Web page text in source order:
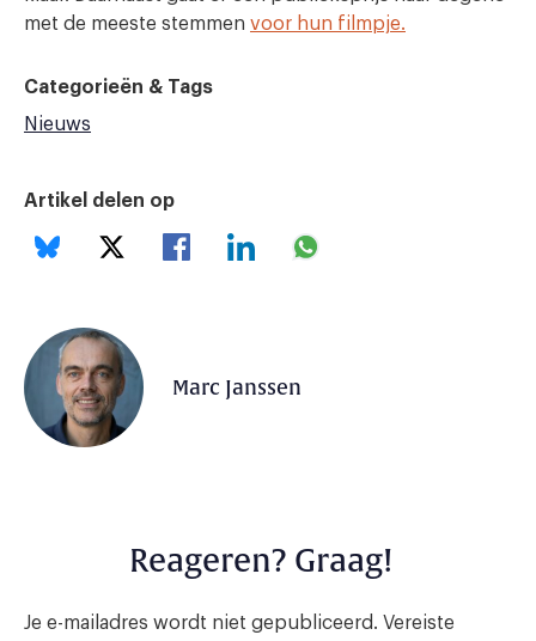
met de meeste stemmen voor hun filmpje.
Categorieën & Tags
Nieuws
Artikel delen op
Marc Janssen
Reageren? Graag!
Je e-mailadres wordt niet gepubliceerd. Vereiste